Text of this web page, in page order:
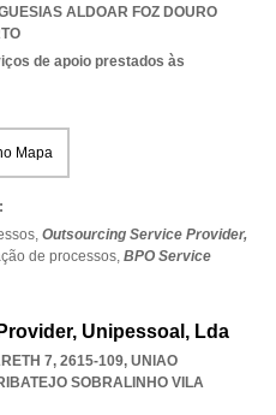
ALDOAR FOZ DOURO
de apoio prestados às
Mapa
Outsourcing Service Provider,
de processos, BPO Service
Unipessoal, Lda
7, 2615-109, UNIAO
SOBRALINHO VILA